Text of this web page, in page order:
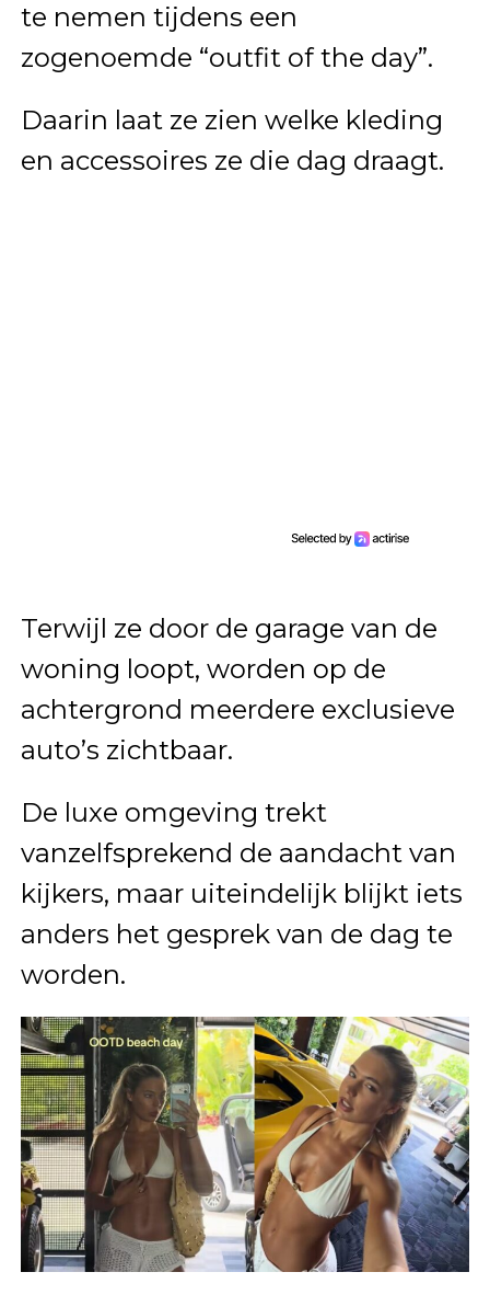
te nemen tijdens een
zogenoemde “outfit of the day”.
Daarin laat ze zien welke kleding
en accessoires ze die dag draagt.
Terwijl ze door de garage van de
woning loopt, worden op de
achtergrond meerdere exclusieve
auto’s zichtbaar.
De luxe omgeving trekt
vanzelfsprekend de aandacht van
kijkers, maar uiteindelijk blijkt iets
anders het gesprek van de dag te
worden.